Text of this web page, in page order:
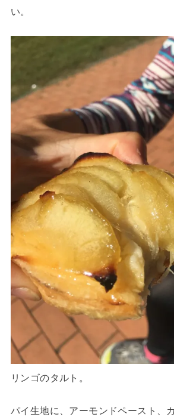
い。
リンゴのタルト。
パイ生地に、アーモンドペースト、